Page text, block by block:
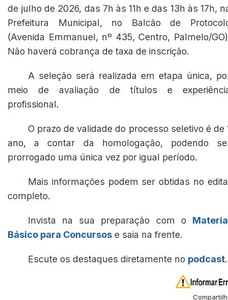
de julho de 2026, das 7h às 11h e das 13h às 17h,
Prefeitura Municipal, no Balcão de
(Avenida Emmanuel, nº 435, Centro, Palmelo/
Não haverá cobrança de taxa de inscrição.
A seleção será realizada em etapa única,
meio de avaliação de títulos e
profissional.
O prazo de validade do processo seletivo é de
ano, a contar da homologação, podendo
prorrogado uma única vez por igual período.
Mais informações podem ser obtidas no
completo.
Invista na sua preparação com o
Básico para Concursos e saia na frente.
Escute os destaques diretamente no podcast.